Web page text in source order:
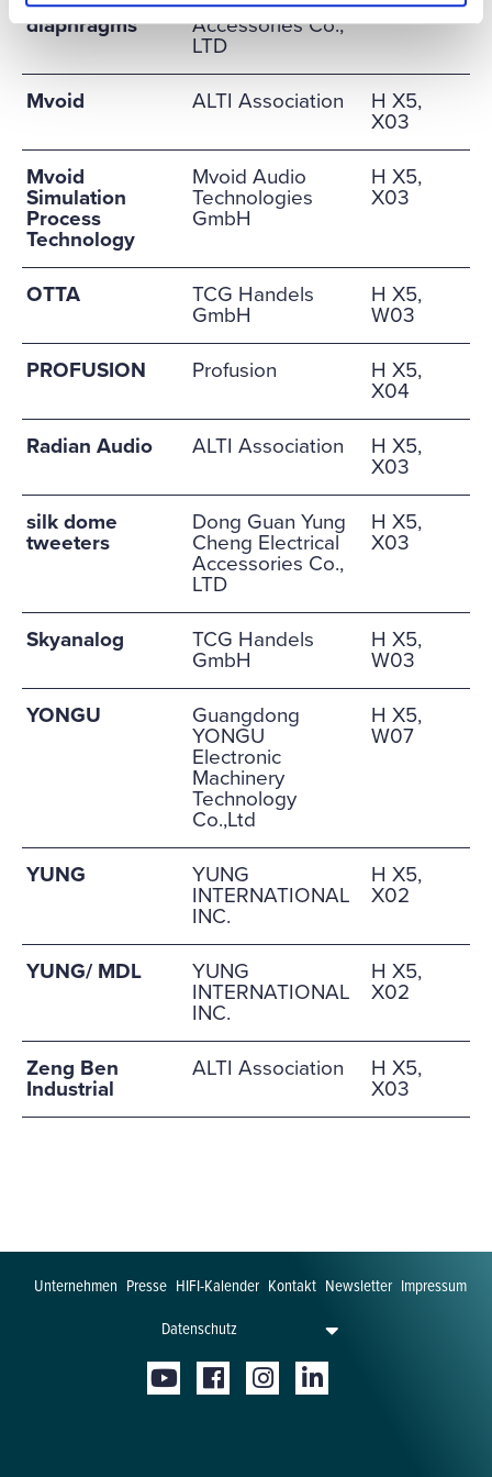
metal
diaphragms
Cheng Electrical
Accessories Co.,
LTD
X03
Mvoid ALTI Association
H X5,
X03
Mvoid
Simulation
Process
Technology
Mvoid Audio
Technologies
GmbH
H X5,
X03
OTTA
TCG Handels
GmbH
H X5,
W03
PROFUSION Profusion
H X5,
X04
Radian Audio ALTI Association
H X5,
X03
silk dome
tweeters
Dong Guan Yung
Cheng Electrical
Accessories Co.,
LTD
H X5,
X03
Skyanalog
TCG Handels
GmbH
H X5,
W03
YONGU
Guangdong
YONGU
Electronic
Machinery
Technology
Co.,Ltd
H X5,
W07
YUNG
YUNG
INTERNATIONAL
INC.
H X5,
X02
YUNG/ MDL
YUNG
INTERNATIONAL
INC.
H X5,
X02
Zeng Ben
Industrial
ALTI Association
H X5,
X03
Unternehmen Presse HIFI-Kalender Kontakt Newsletter Impressum
Datenschutz